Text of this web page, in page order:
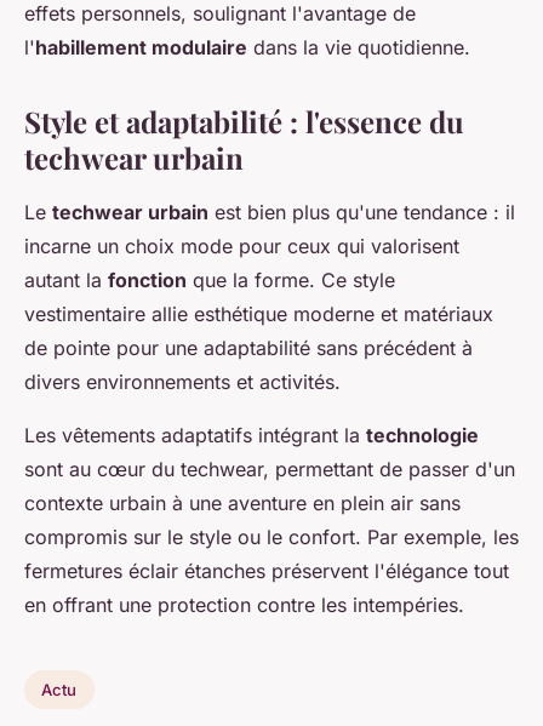
effets personnels, soulignant l'avantage de
l'habillement modulaire dans la vie quotidienne.
Style et adaptabilité : l'essence du
techwear urbain
Le techwear urbain est bien plus qu'une tendance : il
incarne un choix mode pour ceux qui valorisent
autant la fonction que la forme. Ce style
vestimentaire allie esthétique moderne et matériaux
de pointe pour une adaptabilité sans précédent à
divers environnements et activités.
Les vêtements adaptatifs intégrant la technologie
sont au cœur du techwear, permettant de passer d'un
contexte urbain à une aventure en plein air sans
compromis sur le style ou le confort. Par exemple, les
fermetures éclair étanches préservent l'élégance tout
en offrant une protection contre les intempéries.
Actu